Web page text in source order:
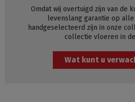
Omdat wij overtuigd zijn van de
levenslang garantie op
handgeselecteerd zijn in onze
collectie vloeren in
Wat kunt u